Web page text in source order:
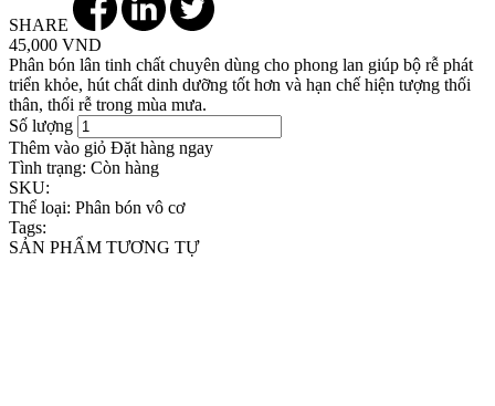
SHARE
45,000 VND
Phân bón lân tinh chất chuyên dùng cho phong lan giúp bộ rễ phát
triển khỏe, hút chất dinh dưỡng tốt hơn và hạn chế hiện tượng thối
thân, thối rễ trong mùa mưa.
Số lượng
Thêm vào giỏ Đặt hàng ngay
Tình trạng: Còn hàng
SKU:
Thể loại: Phân bón vô cơ
Tags:
SẢN PHẨM TƯƠNG TỰ